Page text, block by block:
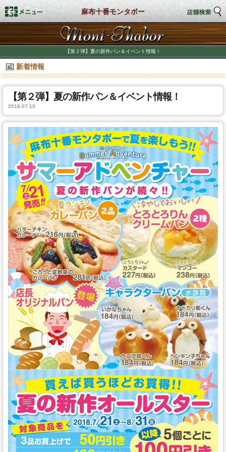
麻布十番モンタボー
【第２弾】夏の新作パン＆イベント情報！
新着情報
【第２弾】夏の新作パン＆イベント情報！
2018.07.19
トップページ
店舗検索
新着情報
商品情報
期間限定商品
店舗スタイル
私たちのこだわり
商品づくり
スタッフの心得
銘水食パン 吟屋久島
パンと合うおすすめ料理!!
モンタボー公式ショップ
会社情報
採用情報
本社 〒103-0024
東京都中央区日本橋小舟町7番2号
TEL 03-3662-2582(代表)
Copyright (C) SWEET STYLE Co.,Ltd. All
Rights Reserved.